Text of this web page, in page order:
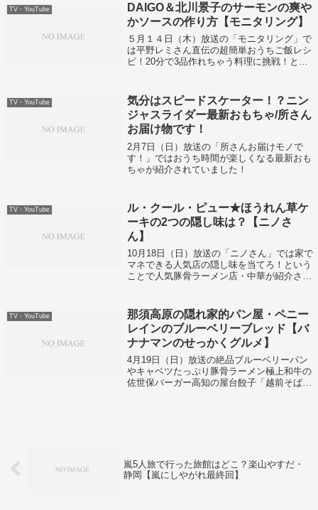
TV・YouTube
DAIGO＆北川景子のサーモンの爽や
かソースの作り方【モニタリング】
５月１４日（木）放送の「モニタリング」で
は平野レミさん直伝の超簡単おうちご飯レシ
ピ！20分で3品作れちゃう料理に挑戦！とい
TV・YouTube
気分はスピードスケーター！？ニン
ジャスライダー最新おもちゃ/所さん
お届け物です！
2月7日（日）放送の「所さんお届けモノで
す！」ではおうち時間が楽しくなる最新おも
ちゃが紹介されていました！
TV・YouTube
ル・クール・ピュー★ほうれん草ケ
ーキの2つの隠し味は？【ニノさ
ん】
10月18日（日）放送の「ニノさん」では家で
マネできる人気店の隠し味を当てろ！という
ことで人気豚骨ラーメン店・中華が紹介され
TV・YouTube
那須高原の隠れ家的パン屋・ペニー
レインのブルーベリーブレッド【バ
ナナマンのせっかくグルメ】
4月19日（日）放送の絶品ブルーベリーパン
やキャベツたっぷり豚骨ラーメン極上和牛の
佐世保バーガー高知の屋台餃子「越前そば」
嵐5人旅で行った旅館はどこ？楽山やすだ・
静岡【嵐にしやがれ最終回】